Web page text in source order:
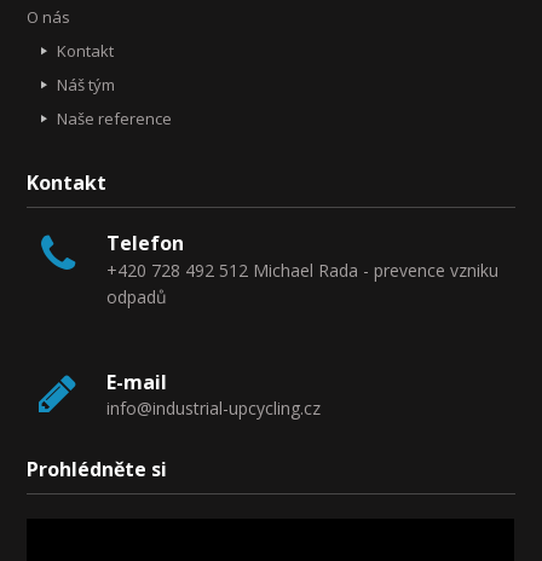
O nás
Kontakt
Náš tým
Naše reference
Kontakt
Telefon
+420 728 492 512 Michael Rada - prevence vzniku
odpadů
E-mail
info@industrial-upcycling.cz
Prohlédněte si